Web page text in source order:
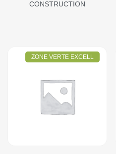
CONSTRUCTION
ZONE VERTE EXCELL